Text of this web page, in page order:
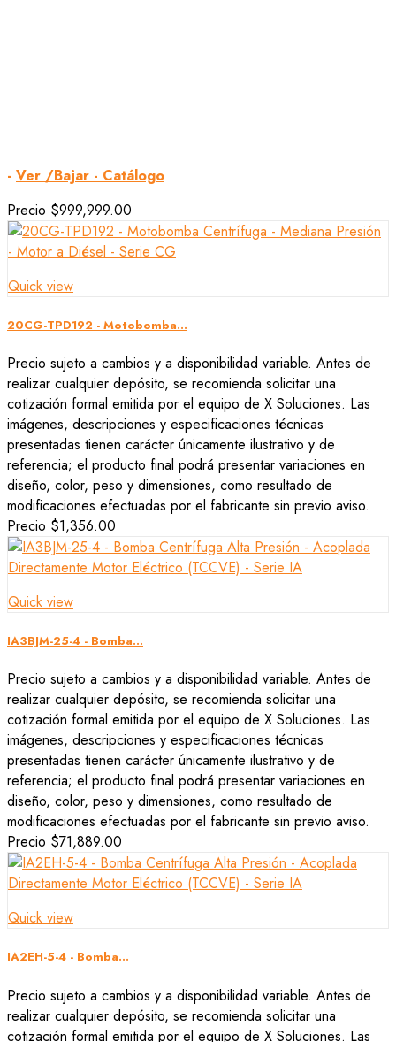
- Ver /Bajar - Catálogo
Precio $999,999.00
Quick view
20CG-TPD192 - Motobomba...
Precio sujeto a cambios y a disponibilidad variable. Antes de
realizar cualquier depósito, se recomienda solicitar una
cotización formal emitida por el equipo de X Soluciones. Las
imágenes, descripciones y especificaciones técnicas
presentadas tienen carácter únicamente ilustrativo y de
referencia; el producto final podrá presentar variaciones en
diseño, color, peso y dimensiones, como resultado de
modificaciones efectuadas por el fabricante sin previo aviso.
Precio $1,356.00
Quick view
IA3BJM-25-4 - Bomba...
Precio sujeto a cambios y a disponibilidad variable. Antes de
realizar cualquier depósito, se recomienda solicitar una
cotización formal emitida por el equipo de X Soluciones. Las
imágenes, descripciones y especificaciones técnicas
presentadas tienen carácter únicamente ilustrativo y de
referencia; el producto final podrá presentar variaciones en
diseño, color, peso y dimensiones, como resultado de
modificaciones efectuadas por el fabricante sin previo aviso.
Precio $71,889.00
Quick view
IA2EH-5-4 - Bomba...
Precio sujeto a cambios y a disponibilidad variable. Antes de
realizar cualquier depósito, se recomienda solicitar una
cotización formal emitida por el equipo de X Soluciones. Las